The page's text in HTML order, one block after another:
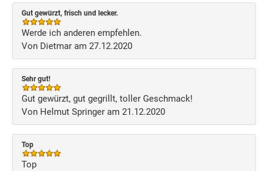
Gut gewürzt, frisch und lecker.
Werde ich anderen empfehlen.
Von Dietmar am 27.12.2020
Sehr gut!
Gut gewürzt, gut gegrillt, toller Geschmack!
Von Helmut Springer am 21.12.2020
Top
Top